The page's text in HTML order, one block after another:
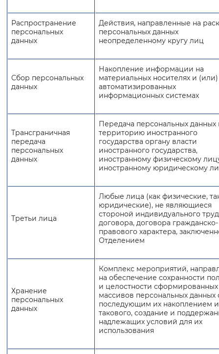
Распространение
персональных
данных
Действия, направленные на
персональных данных
неопределенному кругу лиц
Сбор персональных
данных
Накопление информации на
материальных носителях и
автоматизированных
информационных системах
Трансграничная
передача
персональных
данных
Передача персональных данных
территорию иностранного
государства органу власти
иностранного государства,
иностранному физическому
иностранному юридическому
Третьи лица
Любые лица (как физические,
юридические), не являющиеся
стороной индивидуального
договора, договора гражданско-
правового характера,
Отделением
Хранение
персональных
данных
Комплекс мероприятий,
на обеспечение сохранности
и целостности сформированных
массивов персональных данных
последующим их накоплением
такового, создание и
надлежащих условий для их
использования